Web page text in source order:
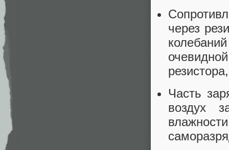
через
Часть
воздух